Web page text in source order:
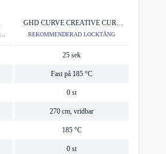
GHD CURVE CREATIVE CURL
WAND
REKOMMENDERAD LOCKTÅNG
25 sek
Fast på 185 °C
0 st
270 cm, vridbar
185 °C
0 st